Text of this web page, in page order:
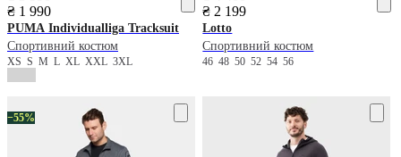
₴ 1 990
PUMA Individualliga Tracksuit
Спортивний костюм
XS S M L XL XXL 3XL
₴ 2 199
Lotto
Спортивний костюм
464850525456
−55%